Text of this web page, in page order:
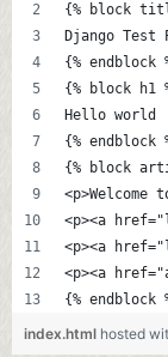
{% block
Django Test
{% endblock
{% block h1
Hello world
{% endblock
{% block
<p>Welcome
<p><a
<p><a
<p><a
{% endblock
index.html hosted